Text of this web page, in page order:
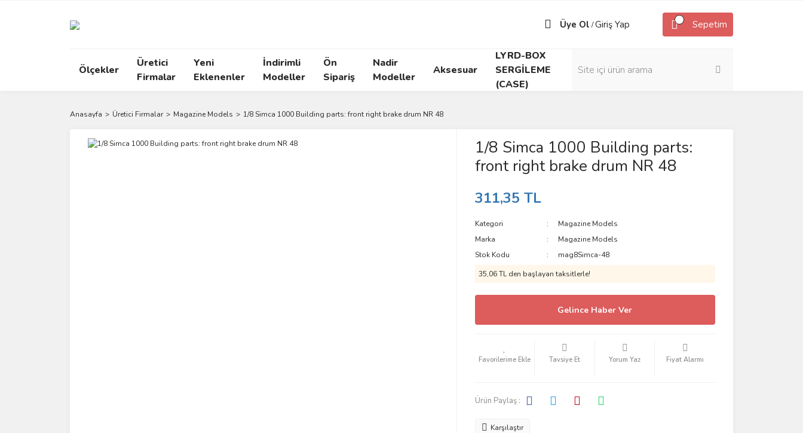
Üye Ol /Giriş Yap Sepetim
Ölçekler
Üretici
Firmalar
Yeni
Eklenenler
İndirimli
Modeller
Ön
Sipariş
Nadir
Modeller
Aksesuar
LYRD-BOX
SERGİLEME
(CASE)
Anasayfa Üretici Firmalar Magazine Models 1/8 Simca 1000 Building parts: front right brake drum NR 48
1/8 Simca 1000 Building parts:
front right brake drum NR 48
311,35 TL
Kategori
Magazine Models
Marka
Magazine Models
Stok Kodu
mag8Simca-48
35,06 TL den başlayan taksitlerle!
Gelince Haber Ver
Tavsiye Et Yorum Yaz Fiyat Alarmı
Ürün Paylaş :
Karşılaştır